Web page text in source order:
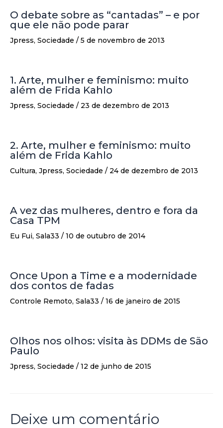
O debate sobre as “cantadas” – e por
que ele não pode parar
Jpress, Sociedade / 5 de novembro de 2013
1. Arte, mulher e feminismo: muito
além de Frida Kahlo
Jpress, Sociedade / 23 de dezembro de 2013
2. Arte, mulher e feminismo: muito
além de Frida Kahlo
Cultura, Jpress, Sociedade / 24 de dezembro de 2013
A vez das mulheres, dentro e fora da
Casa TPM
Eu Fui, Sala33 / 10 de outubro de 2014
Once Upon a Time e a modernidade
dos contos de fadas
Controle Remoto, Sala33 / 16 de janeiro de 2015
Olhos nos olhos: visita às DDMs de São
Paulo
Jpress, Sociedade / 12 de junho de 2015
Deixe um comentário